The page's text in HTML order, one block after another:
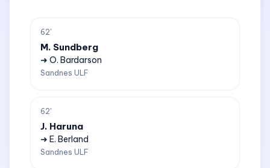
62'
M. Sundberg
➜ O. Bardarson
Sandnes ULF
62'
J. Haruna
➜ E. Berland
Sandnes ULF